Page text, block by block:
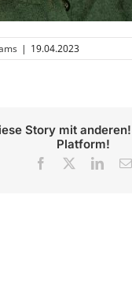
| 19.04.2023
Story mit
Platform!
Facebook